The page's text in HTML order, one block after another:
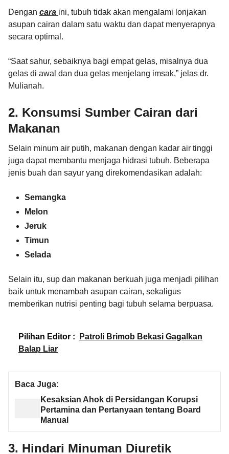
Dengan cara ini, tubuh tidak akan mengalami lonjakan
asupan cairan dalam satu waktu dan dapat menyerapnya
secara optimal.
“Saat sahur, sebaiknya bagi empat gelas, misalnya dua
gelas di awal dan dua gelas menjelang imsak,” jelas dr.
Mulianah.
2. Konsumsi Sumber Cairan dari
Makanan
Selain minum air putih, makanan dengan kadar air tinggi
juga dapat membantu menjaga hidrasi tubuh. Beberapa
jenis buah dan sayur yang direkomendasikan adalah:
Semangka
Melon
Jeruk
Timun
Selada
Selain itu, sup dan makanan berkuah juga menjadi pilihan
baik untuk menambah asupan cairan, sekaligus
memberikan nutrisi penting bagi tubuh selama berpuasa.
Pilihan Editor :
Patroli Brimob Bekasi Gagalkan
Balap Liar
Baca Juga:
Kesaksian Ahok di Persidangan Korupsi
Pertamina dan Pertanyaan tentang Board
Manual
3. Hindari Minuman Diuretik